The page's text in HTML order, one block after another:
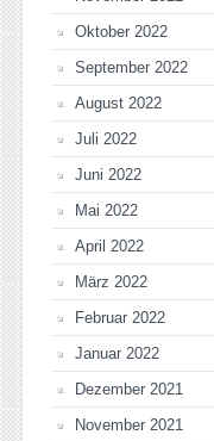
Oktober 2022
September 2022
August 2022
Juli 2022
Juni 2022
Mai 2022
April 2022
März 2022
Februar 2022
Januar 2022
Dezember 2021
November 2021